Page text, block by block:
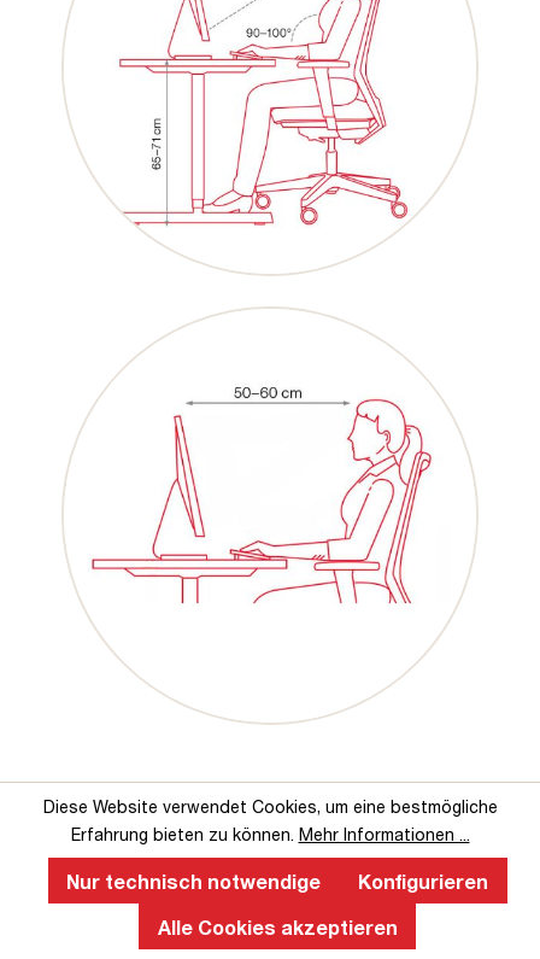
Das sagen unsere Kunden über uns
Diese Website verwendet Cookies, um eine bestmögliche
Erfahrung bieten zu können. Mehr Informationen ...
Nur technisch notwendige
Konfigurieren
Alle Cookies akzeptieren